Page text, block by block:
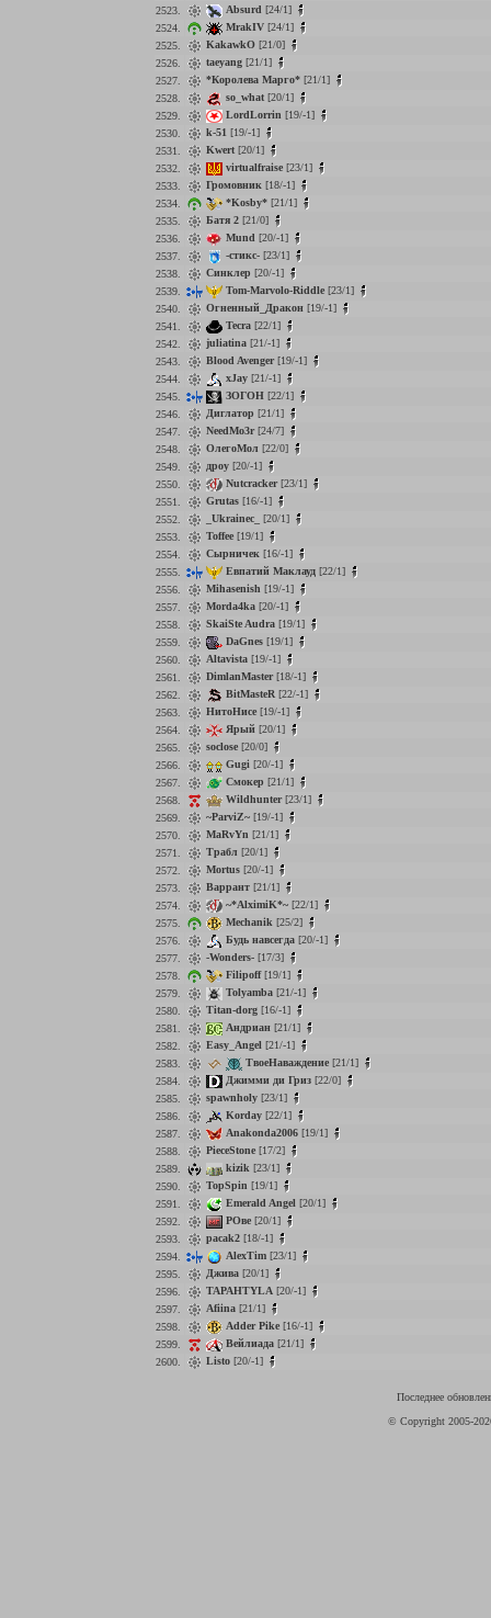
2523.
Absurd [24/1]
2524.
MrakIV [24/1]
2525.
KakawkO [21/0]
2526.
taeyang [21/1]
2527.
*Королева Марго* [21/1]
2528.
so_what [20/1]
2529.
LordLorrin [19/-1]
2530.
k-51 [19/-1]
2531.
Kwert [20/1]
2532.
virtualfraise [23/1]
2533.
Громовник [18/-1]
2534.
*Kosby* [21/1]
2535.
Батя 2 [21/0]
2536.
Mund [20/-1]
2537.
-стикс- [23/1]
2538.
Синклер [20/-1]
2539.
Tom-Marvolo-Riddle [23/1]
2540.
Огненный_Дракон [19/-1]
2541.
Tecra [22/1]
2542.
juliatina [21/-1]
2543.
Blood Avenger[19/-1]
2544.
xJay [21/-1]
2545.
ЗОГОН [22/1]
2546.
Диглатор [21/1]
2547.
NeedMo3r[24/7]
2548.
ОлегоМол [22/0]
2549.
дроу [20/-1]
2550.
Nutcracker[23/1]
2551.
Grutas [16/-1]
2552.
_Ukrainec_
[20/1]
2553.
Toffee [19/1]
2554.
Сырничек [16/-1]
2555.
Евпатий Маклауд [22/1]
2556.
Mihasenish [19/-1]
2557.
Morda4ka [20/-1]
2558.
SkaiSte Audra [19/1]
2559.
DaGnes [19/1]
2560.
Altavista [19/-1]
2561.
DimlanMaster[18/-1]
2562.
BitMasteR [22/-1]
2563.
НитоНисе [19/-1]
2564.
Ярый [20/1]
2565.
soclose [20/0]
2566.
Gugi [20/-1]
2567.
Смокер [21/1]
2568.
Wildhunter[23/1]
2569.
~ParviZ~ [19/-1]
2570.
MaRvYn [21/1]
2571.
Трабл [20/1]
2572.
Mortus [20/-1]
2573.
Варрант [21/1]
2574.
~*AlximiK*~ [22/1]
2575.
Mechanik [25/2]
2576.
Будь навсегда [20/-1]
2577.
-Wonders- [17/3]
2578.
Filipoff[19/1]
2579.
Tolyamba [21/-1]
2580.
Titan-dorg [16/-1]
2581.
Андриан [21/1]
2582.
Easy_Angel [21/-1]
2583.
ТвоеНаваждение [21/1]
2584.
Джимми ди Гриз [22/0]
2585.
spawnholy [23/1]
2586.
Korday [22/1]
2587.
Anakonda2006 [19/1]
2588.
PieceStone [17/2]
2589.
kizik [23/1]
2590.
TopSpin [19/1]
2591.
Emerald Angel [20/1]
2592.
РОве [20/1]
2593.
pacak2 [18/-1]
2594.
AlexTim [23/1]
2595.
Джива [20/1]
2596.
TAPAHTYLA [20/-1]
2597.
Afiina [21/1]
2598.
Adder Pike [16/-1]
2599.
Вейлиада [21/1]
2600.
Listo [20/-1]
Последнее
© Copyright 2005-